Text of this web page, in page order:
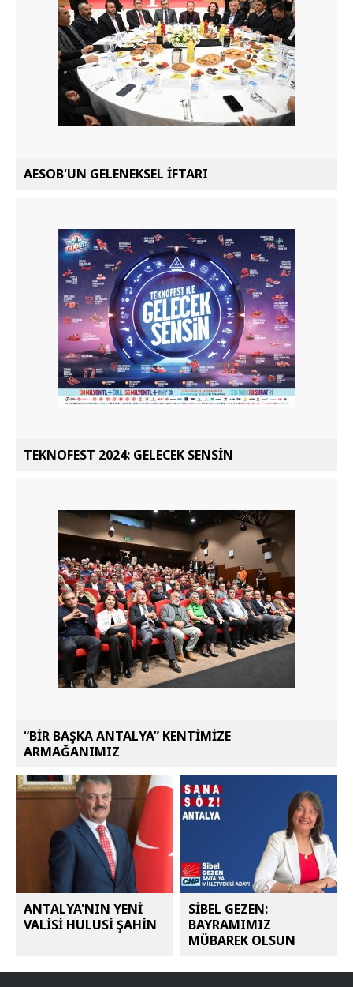
AESOB'UN GELENEKSEL İFTARI
TEKNOFEST 2024: GELECEK SENSİN
“BİR BAŞKA ANTALYA” KENTİMİZE
ARMAĞANIMIZ
ANTALYA'NIN YENİ
VALİSİ HULUSİ ŞAHİN
SİBEL GEZEN:
BAYRAMIMIZ
MÜBAREK OLSUN